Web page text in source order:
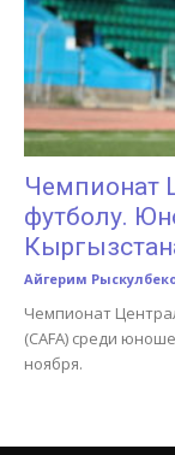
Кыргызстана
Чемпионат
футболу.
Айгерим
Чемпионат
(CAFA) среди
ноября.